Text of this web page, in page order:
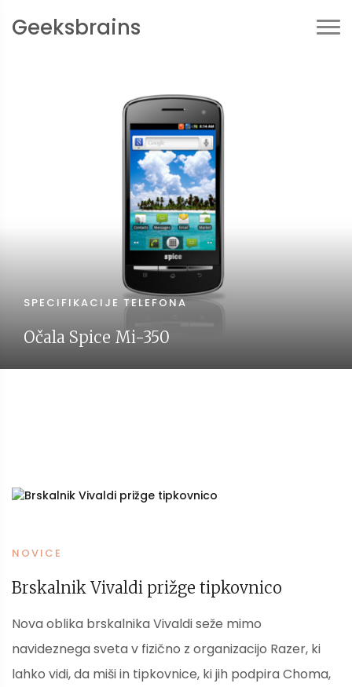
Geeksbrains
SPECIFIKACIJE TELEFONA
Očala Spice Mi-350
NOVICE
Brskalnik Vivaldi prižge tipkovnico
Nova oblika brskalnika Vivaldi seže mimo
navideznega sveta v fizično z organizacijo Razer, ki
lahko vidi, da miši in tipkovnice, ki jih podpira Choma,